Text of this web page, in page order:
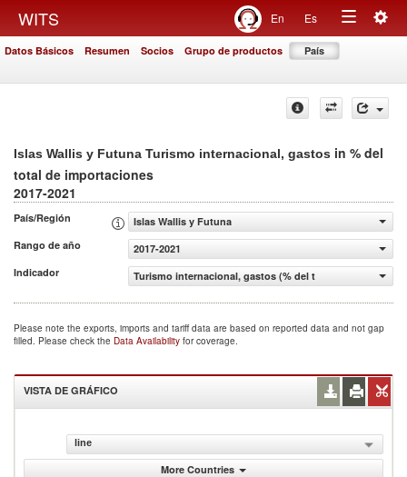
WITS En Es
Toggle
Datos Básicos Resumen Socios Grupo de productos País
Islas Wallis y Futuna Turismo internacional, gastos in % del
total de importaciones
2017-2021
País/Región
Islas Wallis y Futuna
Rango de año
2017-2021
Indicador
Turismo internacional, gastos (% del total de
Please note the exports, imports and tariff data are based on reported data and not gap
filled. Please check the Data Availability for coverage.
VISTA DE GRÁFICO
line
More Countries